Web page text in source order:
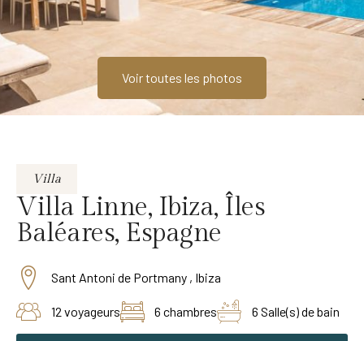
Voir toutes les photos
Villa
Villa Linne, Ibiza, Îles
Baléares, Espagne
Sant Antoni de Portmany , Ibiza
12 voyageurs 6 chambres 6 Salle(s) de bain